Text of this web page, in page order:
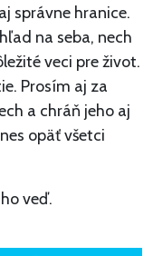
správne hranice.
na seba, nech
veci pre život.
Prosím aj za
a chráň jeho aj
opäť všetci
veď.